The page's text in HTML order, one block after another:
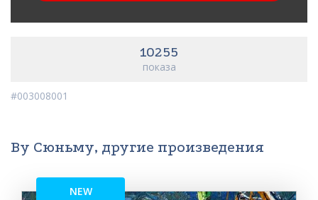
10255
показа
#003008001
Ву Сюньму, другие произведения
NEW